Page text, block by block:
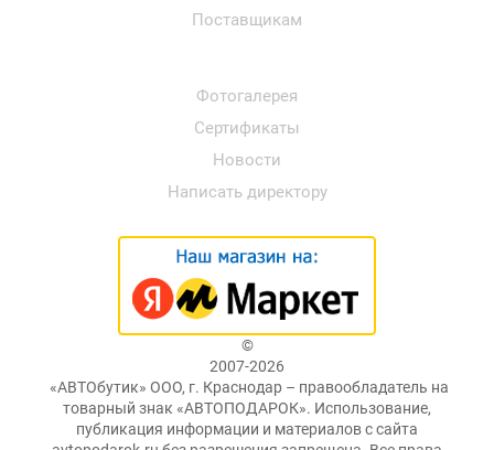
Поставщикам
Фотогалерея
Сертификаты
Новости
Написать директору
©
2007-2026
«АВТОбутик» ООО, г. Краснодар – правообладатель на
товарный знак «АВТОПОДАРОК». Использование,
публикация информации и материалов с сайта